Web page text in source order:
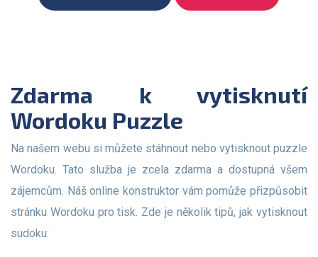
Zdarma k vytisknutí
Wordoku Puzzle
Na našem webu si můžete stáhnout nebo vytisknout puzzle
Wordoku. Tato služba je zcela zdarma a dostupná všem
zájemcům. Náš online konstruktor vám pomůže přizpůsobit
stránku Wordoku pro tisk. Zde je několik tipů, jak vytisknout
sudoku: